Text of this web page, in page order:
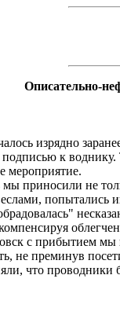
Описательно-
изрядно
подписью к
мероприятие.
мы приносили не
с прибытием мы
не преминув
что проводники